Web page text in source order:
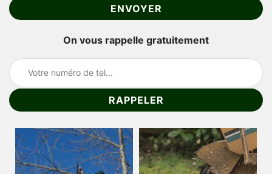
On vous rappelle gratuitement